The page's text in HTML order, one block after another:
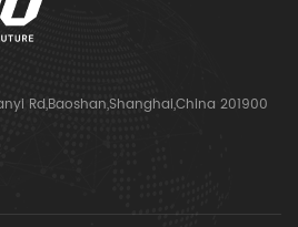
Rd,Baoshan,Shanghai,China 201900